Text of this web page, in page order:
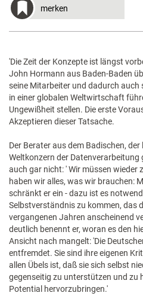
merken
'Die Zeit der Konzepte ist längst
John Hormann aus Baden-Baden
seine Mitarbeiter und dadurch auch
in einer globalen Weltwirtschaft
Ungewißheit stellen. Die erste
Akzeptieren dieser Tatsache.
Der Berater aus dem Badischen,
Weltkonzern der
auch gar nicht: ' Wir müssen wieder
haben wir alles, was wir brauchen:
schränkt er ein - dazu ist es
Selbstverständnis zu kommen, das
vergangenen Jahren anscheinend
deutlich benennt er, woran es den
Ansicht nach mangelt: 'Die
entfremdet. Sie sind ihre eigenen
allen Übels ist, daß sie sich selbst
gegenseitig zu unterstützen und zu
Potential hervorzubringen.'